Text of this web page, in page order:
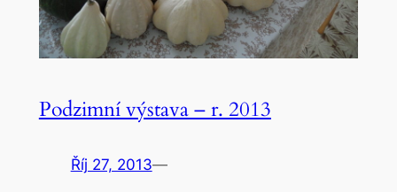
Podzimní výstava – r. 2013
Říj 27, 2013—